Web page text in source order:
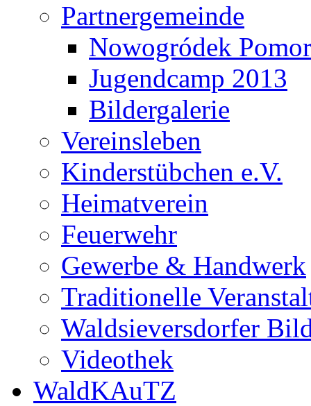
Partnergemeinde
Nowogródek
Jugendcamp 2013
Bildergalerie
Vereinsleben
Kinderstübchen e.V.
Heimatverein
Feuerwehr
Gewerbe & Handwerk
Traditionelle
Waldsieversdorfer
Videothek
WaldKAuTZ